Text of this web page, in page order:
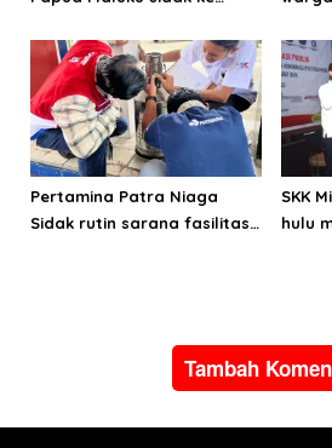
Pertamina Patra Niaga
Sidak rutin sarana fasilitas
SKK
hulu
Tambah